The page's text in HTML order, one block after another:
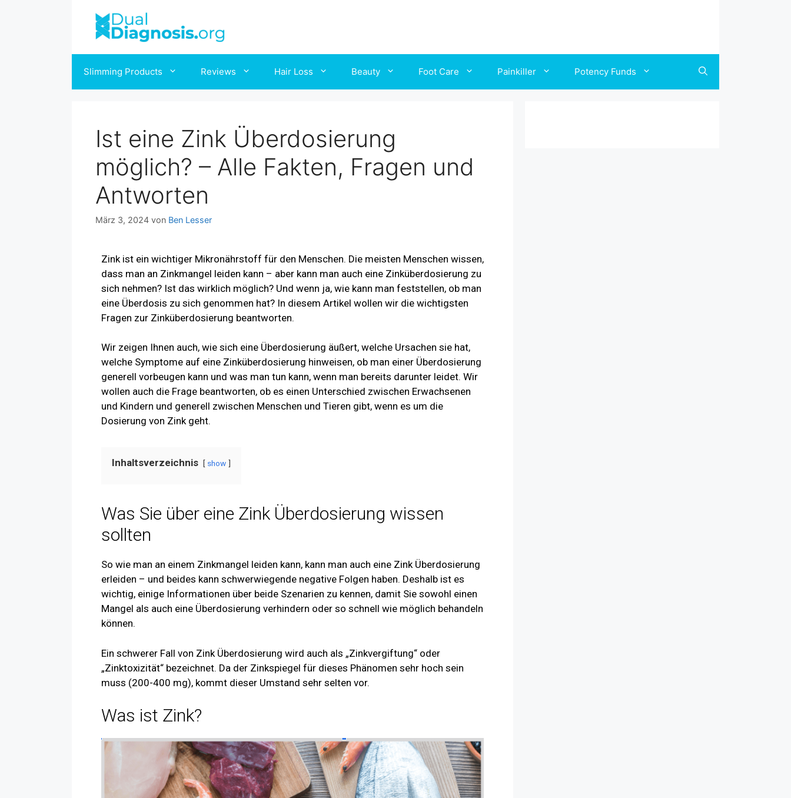
Slimming Products Reviews Hair Loss Beauty Foot Care Painkiller Potency Funds
Ist eine Zink Überdosierung
möglich? – Alle Fakten, Fragen und
Antworten
März 3, 2024 von Ben Lesser
Zink ist ein wichtiger Mikronährstoff für den Menschen. Die meisten Menschen wissen,
dass man an Zinkmangel leiden kann – aber kann man auch eine Zinküberdosierung zu
sich nehmen? Ist das wirklich möglich? Und wenn ja, wie kann man feststellen, ob man
eine Überdosis zu sich genommen hat? In diesem Artikel wollen wir die wichtigsten
Fragen zur Zinküberdosierung beantworten.
Wir zeigen Ihnen auch, wie sich eine Überdosierung äußert, welche Ursachen sie hat,
welche Symptome auf eine Zinküberdosierung hinweisen, ob man einer Überdosierung
generell vorbeugen kann und was man tun kann, wenn man bereits darunter leidet. Wir
wollen auch die Frage beantworten, ob es einen Unterschied zwischen Erwachsenen
und Kindern und generell zwischen Menschen und Tieren gibt, wenn es um die
Dosierung von Zink geht.
Inhaltsverzeichnis show
Was Sie über eine Zink Überdosierung wissen
sollten
So wie man an einem Zinkmangel leiden kann, kann man auch eine Zink Überdosierung
erleiden – und beides kann schwerwiegende negative Folgen haben. Deshalb ist es
wichtig, einige Informationen über beide Szenarien zu kennen, damit Sie sowohl einen
Mangel als auch eine Überdosierung verhindern oder so schnell wie möglich behandeln
können.
Ein schwerer Fall von Zink Überdosierung wird auch als „Zinkvergiftung“ oder
„Zinktoxizität“ bezeichnet. Da der Zinkspiegel für dieses Phänomen sehr hoch sein
muss (200-400 mg), kommt dieser Umstand sehr selten vor.
Was ist Zink?